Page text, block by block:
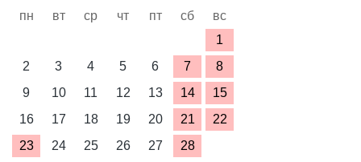
пн вт ср чт пт сб
вс
1
2
3 4 5 6 7
8
9
10 11 12 13 14
15
16
17 18 19 20 21
22
23
24 25 26 27 28